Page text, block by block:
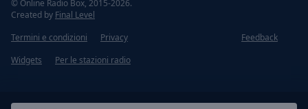
© Online Radio Box, 2015-2026.
Created by Final Level
Termini e condizioni
Privacy
Feedback
Widgets
Per le stazioni radio